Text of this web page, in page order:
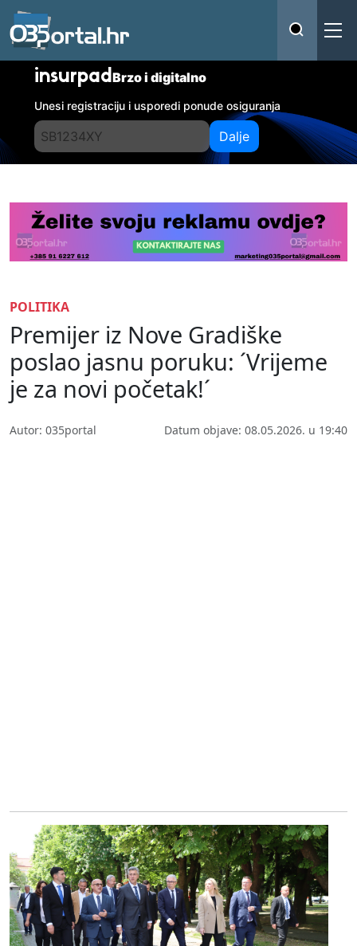
insurpadBrzo i digitalno
Unesi registraciju i usporedi ponude osiguranja
Dalje
POLITIKA
Premijer iz Nove Gradiške
poslao jasnu poruku: ´Vrijeme
je za novi početak!´
Autor: 035portal Datum objave: 08.05.2026. u 19:40